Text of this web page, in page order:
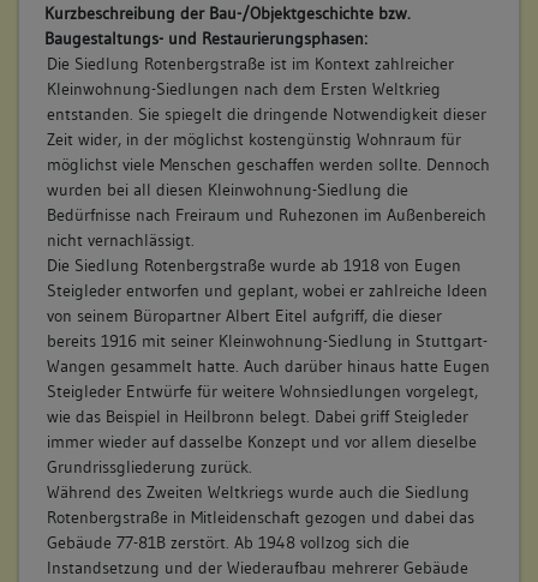
Kurzbeschreibung der Bau-/Objektgeschichte bzw.
Baugestaltungs- und Restaurierungsphasen:
Die Siedlung Rotenbergstraße ist im Kontext zahlreicher
Kleinwohnung-Siedlungen nach dem Ersten Weltkrieg
entstanden. Sie spiegelt die dringende Notwendigkeit dieser
Zeit wider, in der möglichst kostengünstig Wohnraum für
möglichst viele Menschen geschaffen werden sollte. Dennoch
wurden bei all diesen Kleinwohnung-Siedlung die
Bedürfnisse nach Freiraum und Ruhezonen im Außenbereich
nicht vernachlässigt.
Die Siedlung Rotenbergstraße wurde ab 1918 von Eugen
Steigleder entworfen und geplant, wobei er zahlreiche Ideen
von seinem Büropartner Albert Eitel aufgriff, die dieser
bereits 1916 mit seiner Kleinwohnung-Siedlung in Stuttgart-
Wangen gesammelt hatte. Auch darüber hinaus hatte Eugen
Steigleder Entwürfe für weitere Wohnsiedlungen vorgelegt,
wie das Beispiel in Heilbronn belegt. Dabei griff Steigleder
immer wieder auf dasselbe Konzept und vor allem dieselbe
Grundrissgliederung zurück.
Während des Zweiten Weltkriegs wurde auch die Siedlung
Rotenbergstraße in Mitleidenschaft gezogen und dabei das
Gebäude 77-81B zerstört. Ab 1948 vollzog sich die
Instandsetzung und der Wiederaufbau mehrerer Gebäude